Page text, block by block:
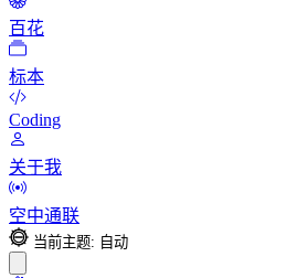
百花
标本
Coding
关于我
空中通联
当前主题: 自动